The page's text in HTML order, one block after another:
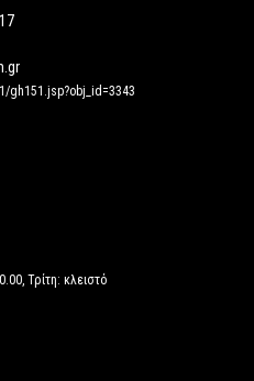
gh151.jsp?obj_id=3343
Τρίτη: κλειστό